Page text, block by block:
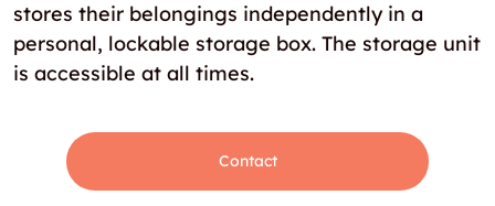
stores their belongings independently in a
personal, lockable storage box. The storage unit
is accessible at all times.
Contact